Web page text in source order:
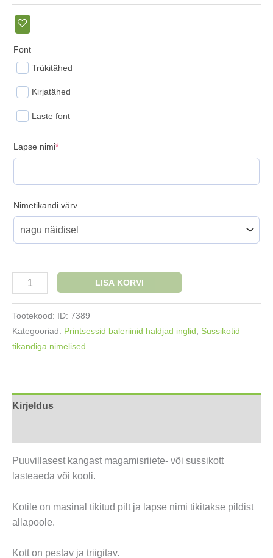
Font
Trükitähed
Kirjatähed
Laste font
Lapse nimi*(required)
Nimetikandi värv
Nimega
sussikott
LISA KORVI
Tootekood: ID: 7389
Kategooriad: Printsessid baleriinid haldjad inglid, Sussikotid
tikandiga nimelised
Kirjeldus
Puuvillasest kangast magamisriiete- või sussikott
lasteaeda või kooli.
Kotile on masinal tikitud pilt ja lapse nimi tikitakse pildist
allapoole.
Kott on pestav ja triigitav.